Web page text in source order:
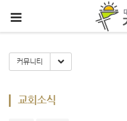
커뮤니티 Toggle Dropdown
교회소식